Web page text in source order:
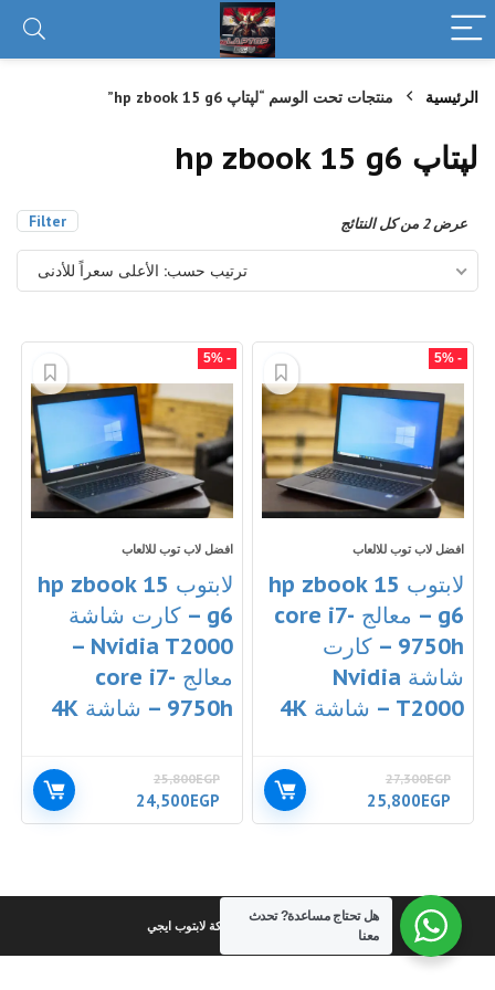
الرئيسية منتجات تحت الوسم “لپتاپ hp zbook 15 g6”
لپتاپ hp zbook 15 g6
Filter عرض ⁦2⁩ من كل النتائج
الأدنى
ترتيب حسب: الأعلى سعراً للأدنى
- 5%
افضل لاب توب للالعاب
لابتوب hp zbook 15
g6 – معالج core i7-
9750h – كارت
شاشة Nvidia
T2000 – شاشة 4K
27,300EGP
السعر
الأصلي
25,800EGP
الحالي
- 5%
افضل لاب توب للالعاب
لابتوب hp zbook 15
g6 – كارت شاشة
Nvidia T2000 –
معالج core i7-
9750h – شاشة 4K
25,800EGP
السعر
الأصلي
24,500EGP
الحالي
كل الحقوق محفوظة لشركة لابتوب ايجي
هل تحتاج مساعدة?تحدث
معنا